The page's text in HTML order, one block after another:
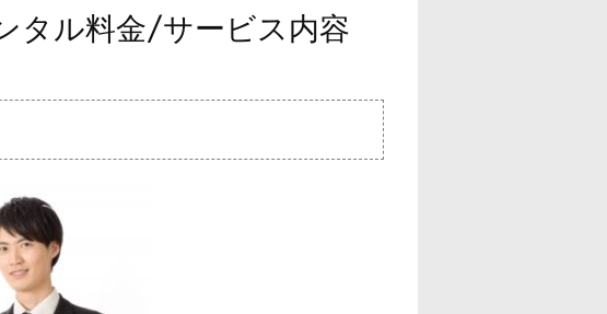
タル料金/サービス内容